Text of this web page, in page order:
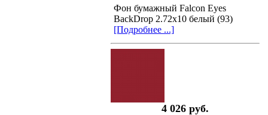
Фон бумажный Falcon Eyes
BackDrop 2.72x10 белый (93)
[Подробнее ...]
4 026 руб.